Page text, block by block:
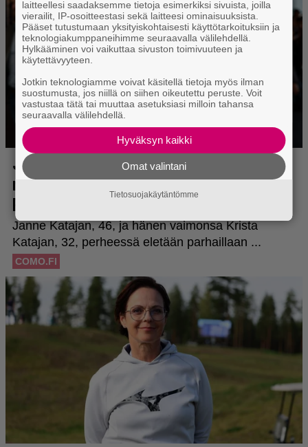
laitteellesi saadaksemme tietoja esimerkiksi sivuista, joilla
vierailit, IP-osoitteestasi sekä laitteesi ominaisuuksista.
Pääset tutustumaan yksityiskohtaisesti käyttötarkoituksiin ja
teknologiakumppaneihimme seuraavalla välilehdellä.
Hylkääminen voi vaikuttaa sivuston toimivuuteen ja
käytettävyyteen.
Jotkin teknologiamme voivat käsitellä tietoja myös ilman
suostumusta, jos niillä on siihen oikeutettu peruste. Voit
vastustaa tätä tai muuttaa asetuksiasi milloin tahansa
seuraavalla välilehdellä.
Hyväksyn kaikki
Omat valintani
Tietosuojakäytäntömme